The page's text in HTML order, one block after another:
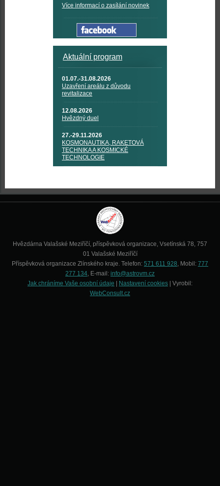
Více informací o zasílání novinek
Aktuální program
01.07.-31.08.2026
Uzavření areálu z důvodu
revitalizace
12.08.2026
Hvězdný duel
27.-29.11.2026
KOSMONAUTIKA, RAKETOVÁ
TECHNIKA A KOSMICKÉ
TECHNOLOGIE
Hvězdárna Valašské Meziříčí, příspěvková organizace, Vsetínská 78, 757
01 Valašské Meziříčí
Příspěvková organizace Zlínského kraje. Telefon: 571 611 928, Mobil: 777
277 134, E-mail: info@astrovm.cz
Jak chráníme Vaše osobní údaje
Nastavení cookies | Vyrobil:
WebConsult.cz